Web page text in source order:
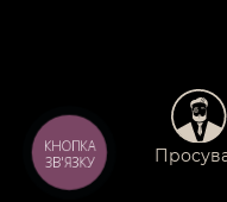
КНОПКА
ЗВ'ЯЗКУ